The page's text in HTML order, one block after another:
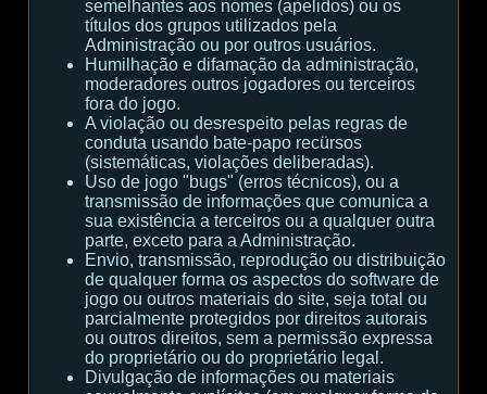
semelhantes aos nomes (apelidos) ou os
títulos dos grupos utilizados pela
Administração ou por outros usuários.
Humilhação e difamação da administração,
moderadores outros jogadores ou terceiros
fora do jogo.
A violação ou desrespeito pelas regras de
conduta usando bate-papo recürsos
(sistemáticas, violações deliberadas).
Uso de jogo "bugs" (erros técnicos), ou a
transmissão de informações que comunica a
sua existência a terceiros ou a qualquer outra
parte, exceto para a Administração.
Envio, transmissão, reprodução ou distribuição
de qualquer forma os aspectos do software de
jogo ou outros materiais do site, seja total ou
parcialmente protegidos por direitos autorais
ou outros direitos, sem a permissão expressa
do proprietário ou do proprietário legal.
Divulgação de informações ou materiais